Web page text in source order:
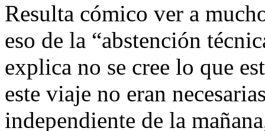
Resulta cómico ver a
eso de la “abstención
explica no se cree lo que
este viaje no eran
independiente de la